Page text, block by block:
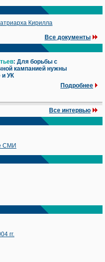
Кирилла
Все документы
: Для борьбы с
кампанией нужны
и УК
Подробнее
Все интервью
СМИ
гг.